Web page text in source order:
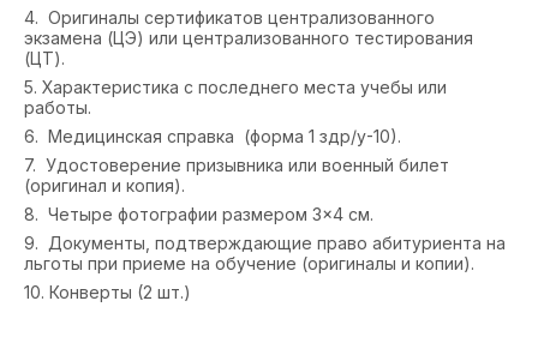
4. Оригиналы сертификатов централизованного
экзамена (ЦЭ) или централизованного тестирования
(ЦТ).
5. Характеристика с последнего места учебы или
работы.
6. Медицинская справка (форма 1 здр/у-10).
7. Удостоверение призывника или военный билет
(оригинал и копия).
8. Четыре фотографии размером 3×4 см.
9. Документы, подтверждающие право абитуриента на
льготы при приеме на обучение (оригиналы и копии).
10. Конверты (2 шт.)